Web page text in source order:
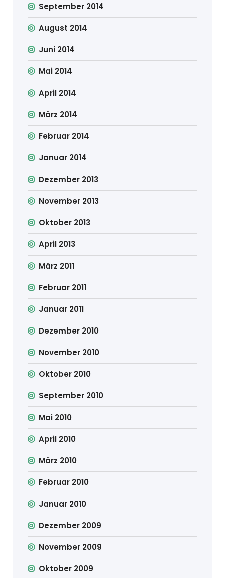
September 2014
August 2014
Juni 2014
Mai 2014
April 2014
März 2014
Februar 2014
Januar 2014
Dezember 2013
November 2013
Oktober 2013
April 2013
März 2011
Februar 2011
Januar 2011
Dezember 2010
November 2010
Oktober 2010
September 2010
Mai 2010
April 2010
März 2010
Februar 2010
Januar 2010
Dezember 2009
November 2009
Oktober 2009